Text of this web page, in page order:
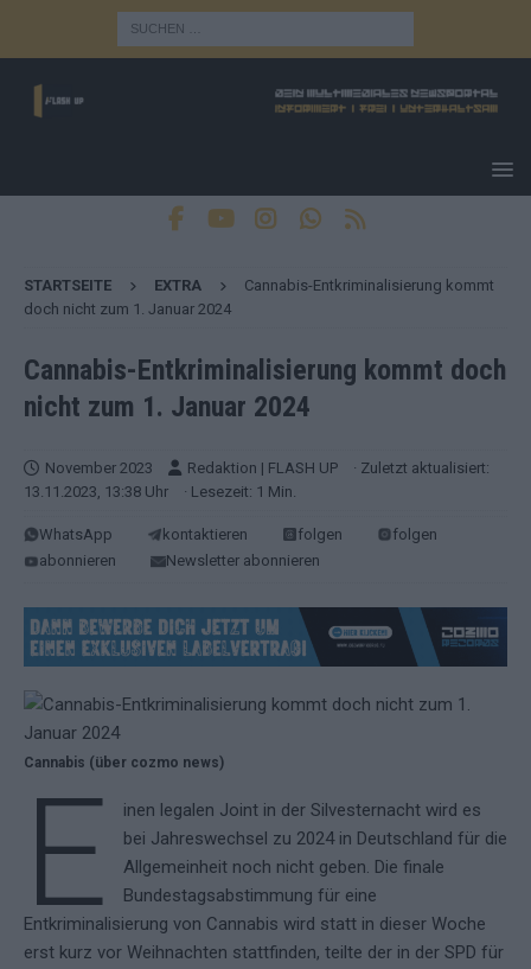
STARTSEITE EXTRA
Cannabis-Entkriminalisierung kommt
doch nicht zum 1. Januar 2024
Cannabis-Entkriminalisierung kommt doch
nicht zum 1. Januar 2024
November 2023 Redaktion | FLASH UP
· Zuletzt aktualisiert:
13.11.2023, 13:38 Uhr
· Lesezeit: 1 Min.
WhatsApp kontaktieren folgen
folgen
abonnieren
Newsletter abonnieren
Cannabis (über cozmo news)
E
inen legalen Joint in der Silvesternacht wird es
bei Jahreswechsel zu 2024 in Deutschland für die
Allgemeinheit noch nicht geben. Die finale
Bundestagsabstimmung für eine
Entkriminalisierung von Cannabis wird statt in dieser Woche
erst kurz vor Weihnachten stattfinden, teilte der in der SPD für